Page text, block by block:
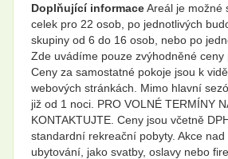
Doplňující informaceAreál je možné
celek pro 22 osob, po jednotlivých
skupiny od 6 do 16 osob, nebo po
Zde uvádíme pouze zvýhodněné ceny
Ceny za samostatné pokoje jsou k
webových stránkách. Mimo hlavní
již od 1 noci. PRO VOLNÉ TERMÍNY
KONTAKTUJTE. Ceny jsou včetně
standardní rekreační pobyty. Akce
ubytování, jako svatby, oslavy nebo